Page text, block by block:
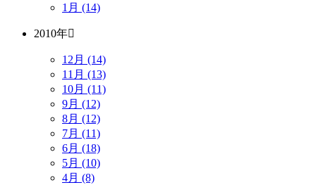
1月 (14)
2010年
12月 (14)
11月 (13)
10月 (11)
9月 (12)
8月 (12)
7月 (11)
6月 (18)
5月 (10)
4月 (8)